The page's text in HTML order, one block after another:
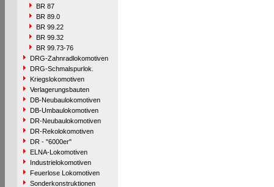
BR 87
BR 89.0
BR 99.22
BR 99.32
BR 99.73-76
DRG-Zahnradlokomotiven
DRG-Schmalspurlok.
Kriegslokomotiven
Verlagerungsbauten
DB-Neubaulokomotiven
DB-Umbaulokomotiven
DR-Neubaulokomotiven
DR-Rekolokomotiven
DR - "6000er"
ELNA-Lokomotiven
Industrielokomotiven
Feuerlose Lokomotiven
Sonderkonstruktionen